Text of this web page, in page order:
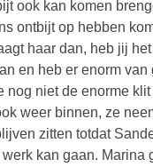
ook kan komen
ontbijt op hebben
haar dan, heb jij
en heb er enorm
nog niet de enorme
weer binnen, ze
zitten totdat
kan gaan.